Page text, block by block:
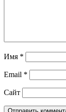
Имя *
Email *
Сайт